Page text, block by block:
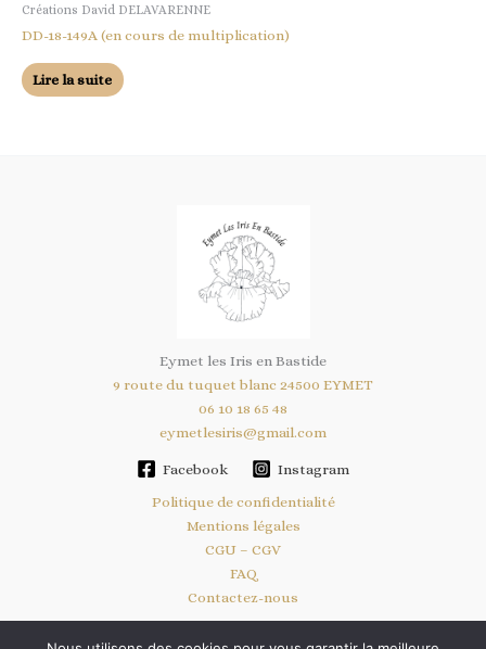
Créations David DELAVARENNE
DD-18-149A (en cours de multiplication)
Lire la suite
Eymet les Iris en Bastide
9 route du tuquet blanc 24500 EYMET
06 10 18 65 48
eymetlesiris@gmail.com
Facebook Instagram
Politique de confidentialité
Mentions légales
CGU – CGV
FAQ
Contactez-nous